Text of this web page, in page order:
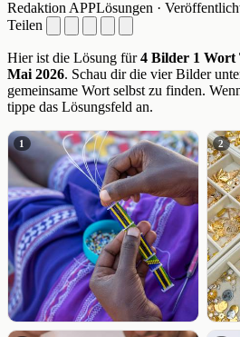
Redaktion APPLösungen ·
Teilen
Hier ist die Lösung für4 Bilder 1 Wort
Mai 2026. Schau dir die vier Bilder
gemeinsame Wort selbst zu finden.
tippe das Lösungsfeld an.
1 2